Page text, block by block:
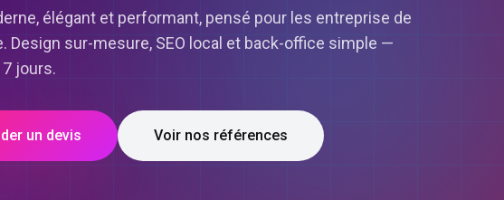
élégant et performant, pensé pour les entreprise de
Design sur-mesure, SEO local et back-office simple —
7 jours.
un devis Voir nos références